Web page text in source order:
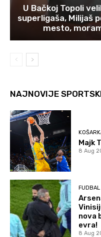
U Bačkoj Topoli
superligaša, Milijaš
mesto,
NAJNOVIJE
Majk
8 Aug
FUDBAL
nova
evra!
8 Aug